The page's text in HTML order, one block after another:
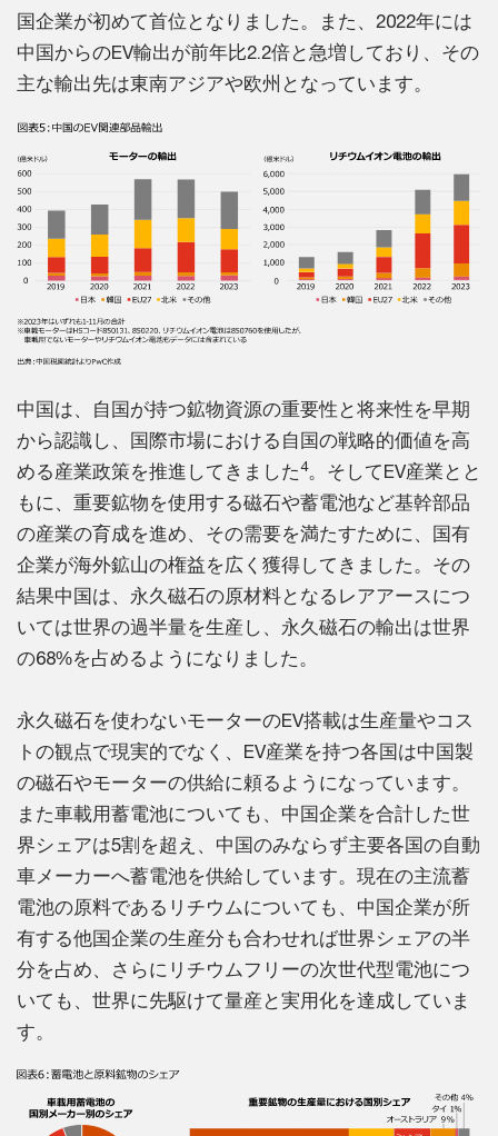
国企業が初めて首位となりました。また、2022年には
中国からのEV輸出が前年比2.2倍と急増しており、その
主な輸出先は東南アジアや欧州となっています。
中国は、自国が持つ鉱物資源の重要性と将来性を早期
から認識し、国際市場における自国の戦略的価値を高
める産業政策を推進してきました4。そしてEV産業とと
もに、重要鉱物を使用する磁石や蓄電池など基幹部品
の産業の育成を進め、その需要を満たすために、国有
企業が海外鉱山の権益を広く獲得してきました。その
結果中国は、永久磁石の原材料となるレアアースにつ
いては世界の過半量を生産し、永久磁石の輸出は世界
の68%を占めるようになりました。
永久磁石を使わないモーターのEV搭載は生産量やコス
トの観点で現実的でなく、EV産業を持つ各国は中国製
の磁石やモーターの供給に頼るようになっています。
また車載用蓄電池についても、中国企業を合計した世
界シェアは5割を超え、中国のみならず主要各国の自動
車メーカーへ蓄電池を供給しています。現在の主流蓄
電池の原料であるリチウムについても、中国企業が所
有する他国企業の生産分も合わせれば世界シェアの半
分を占め、さらにリチウムフリーの次世代型電池につ
いても、世界に先駆けて量産と実用化を達成していま
す。